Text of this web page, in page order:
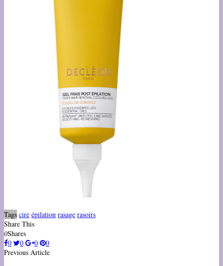
Tags cire épilation rasage rasoirs
Share This
0Shares
0
0 0
0
Previous Article